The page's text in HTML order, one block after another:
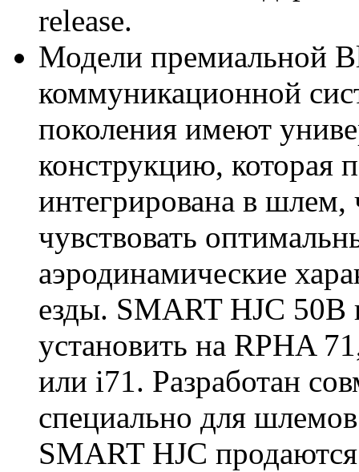
release.
Модели премиальной
коммуникационной
поколения имеют
конструкцию, которая
интегрирована в шлем,
чувствовать
аэродинамические
езды. SMART HJC
установить на RPHA
или i71. Разработан
специально для
SMART HJC